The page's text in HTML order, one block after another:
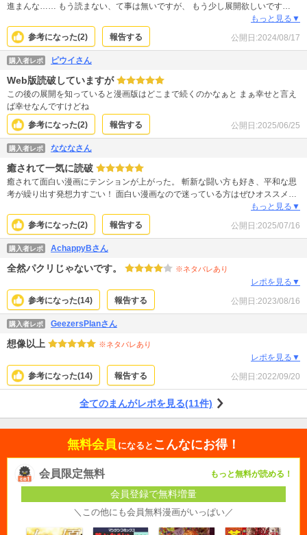
進まんな…… もう読まない、て事は無いですが、 もう少し展開欲しいです
もっと見る▼
参考になった(2) 報告する 公開日:2024/08/17
購入者レポ ピウイさん
Web版読破していますが
この後の展開を知っていると漫画版はどこまで続くのかなぁと まぁ幸せと言え
ば幸せなんですけどね
参考になった(2) 報告する 公開日:2025/06/25
購入者レポ なななさん
癒されて一気に読破
癒されて面白い漫画にテンションが上がった。 斬新な闘い方も好き、平和な思
考が繰り出す発想力すごい！ 面白い漫画なので迷っている方はぜひオススメ。
もっと見る▼
参考になった(2) 報告する 公開日:2025/07/16
購入者レポ AchappyBさん
全然パクリじゃないです。 ※ネタバレあり
レポを見る▼
参考になった(14) 報告する 公開日:2023/08/16
購入者レポ GeezersPlanさん
想像以上 ※ネタバレあり
レポを見る▼
参考になった(14) 報告する 公開日:2022/09/20
全てのまんがレポを見る(11件)
無料会員 になると こんなにお得！
会員限定無料 もっと無料が読める！
会員登録で無料増量
＼この他にも会員無料漫画がいっぱい／